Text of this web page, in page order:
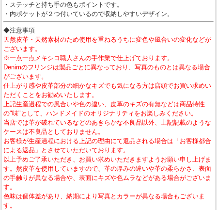
・ステッチと持ち手の色もポイントです。
・内ポケットが２つ付いているので収納しやすいデザイン。
◆注意事項
天然皮革・天然素材のため使用を重ねるうちに変色や風合いの変化などが
ございます。
※一点一点メキシコ職人さんの手作業で仕上げております。
Denimのフリンジは製品ごとに異なっており、写真のものとは異なる場合
がございます。
仕上がり感や皮革部分の細かなキズでも気になる方は店頭でお買い求めい
ただくことをお勧めいたします。
上記生産過程での風合いや色の違い、皮革のキズの有無などは商品特性
の"味"として、ハンドメイドのオリジナリティをお楽しみください。
当店では革が破れているなどのあきらかな不良品以外、上記記載のような
ケースは不良品としておりません。
お客様が生産過程における上記の理由にて返品される場合は「お客様都合
による返品」とさせていただいております。
以上予めご了承いただき、お買い求めいただきますようお願い申し上げま
す。然皮革を使用していますので、革の厚みの違いや革の柔らかさ、表面
の手触りが異なる場合や、表面にキズや色ムラなどがある場合がございま
す。
色味は個体差があり、納期により写真とカラーが異なる場合もございま
す。